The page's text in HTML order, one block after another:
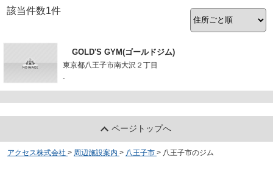
該当件数1件
GOLD'S GYM(ゴールドジム)
東京都八王子市南大沢２丁目
-
ページトップへ
アクセス株式会社 > 周辺施設案内 > 八王子市 > 八王子市のジム